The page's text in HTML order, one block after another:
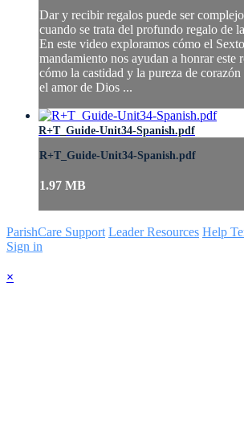
Dar y recibir regalos puede ser
cuando se trata del profundo regalo de
En este video exploramos cómo el
mandamiento nos ayudan a honrar este
cómo la castidad y la pureza de
el amor de Dios ...
R+T_Guide-Unit34-Spanish.pdf
R+T_Guide-Unit34-Spanish.pdf
1.97 MB
ParishCare Support Leader Resources Help
Sign in
×